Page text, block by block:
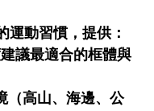
運動習慣，提供：
議最適合的框體與
（高山、海邊、公